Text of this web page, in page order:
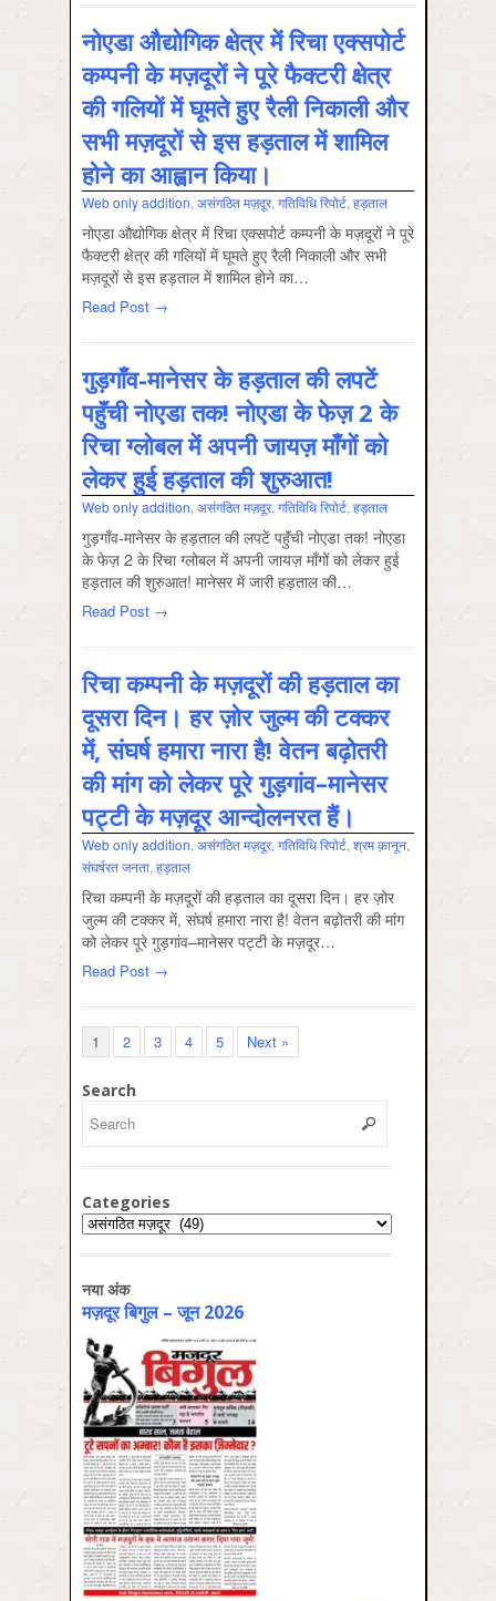
नोएडा औद्योगिक क्षेत्र में रिचा एक्सपोर्ट
कम्‍पनी के मज़दूरों ने पूरे फैक्टरी क्षेत्र
की गलियों में घूमते हुए रैली निकाली और
सभी मज़दूरों से इस हड़ताल में शामिल
होने का आह्वान किया।
Web only addition, असंगठित मज़दूर, गतिविधि रिपोर्ट, हड़ताल
नोएडा औद्योगिक क्षेत्र में रिचा एक्सपोर्ट कम्‍पनी के मज़दूरों ने पूरे
फैक्टरी क्षेत्र की गलियों में घूमते हुए रैली निकाली और सभी
मज़दूरों से इस हड़ताल में शामिल होने का…
Read Post →
गुड़गाँव-मानेसर के हड़ताल की लपटें
पहुॅंची नोएडा तक! नोएडा के फेज़ 2 के
रिचा ग्लोबल में अपनी जायज़ माँगों को
लेकर हुई हड़ताल की शुरुआत!
Web only addition, असंगठित मज़दूर, गतिविधि रिपोर्ट, हड़ताल
गुड़गाँव-मानेसर के हड़ताल की लपटें पहुॅंची नोएडा तक! नोएडा
के फेज़ 2 के रिचा ग्लोबल में अपनी जायज़ माँगों को लेकर हुई
हड़ताल की शुरुआत! मानेसर में जारी हड़ताल की…
Read Post →
रिचा कम्‍पनी के मज़दूरों की हड़ताल का
दूसरा दिन। हर ज़ोर जुल्म की टक्कर
में, संघर्ष हमारा नारा है! वेतन बढ़ोतरी
की मांग को लेकर पूरे गुड़गांव–मानेसर
पट्टी के मज़दूर आन्‍दोलनरत हैं।
Web only addition, असंगठित मज़दूर, गतिविधि रिपोर्ट, श्रम क़ानून,
संघर्षरत जनता, हड़ताल
रिचा कम्‍पनी के मज़दूरों की हड़ताल का दूसरा दिन। हर ज़ोर
जुल्म की टक्कर में, संघर्ष हमारा नारा है! वेतन बढ़ोतरी की मांग
को लेकर पूरे गुड़गांव–मानेसर पट्टी के मज़दूर…
Read Post →
1 2 3 4 5 Next »
Search
Categories
Categories
नया अंक
मज़दूर बिगुल – जून 2026